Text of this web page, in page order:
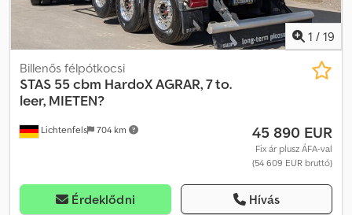
1 / 19
Lichtenfels 704 km
Billenős félpótkocsi
STAS 55 cbm HardoX AGRAR, 7 to.
leer, MIETEN?
45 890 EUR
Fix ár plusz ÁFA-val
(54 609 EUR bruttó)
Érdeklődni Hívás